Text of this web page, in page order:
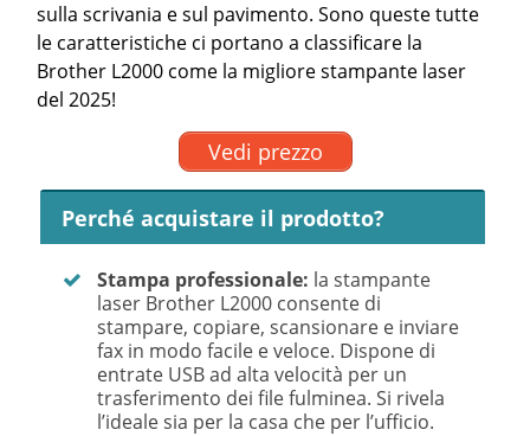
sulla scrivania e sul pavimento. Sono queste tutte
le caratteristiche ci portano a classificare la
Brother L2000 come la migliore stampante laser
del 2025!
Vedi prezzo
Perché acquistare il prodotto?
Stampa professionale: la stampante
laser Brother L2000 consente di
stampare, copiare, scansionare e inviare
fax in modo facile e veloce. Dispone di
entrate USB ad alta velocità per un
trasferimento dei file fulminea. Si rivela
l’ideale sia per la casa che per l’ufficio.